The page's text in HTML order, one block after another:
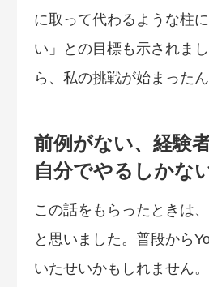
に取って代わるような柱
い」との目標も示されま
ら、私の挑戦が始まったん
前例がない、経験
自分でやるしかな
この話をもらったときは
と思いました。普段から
いたせいかもしれません